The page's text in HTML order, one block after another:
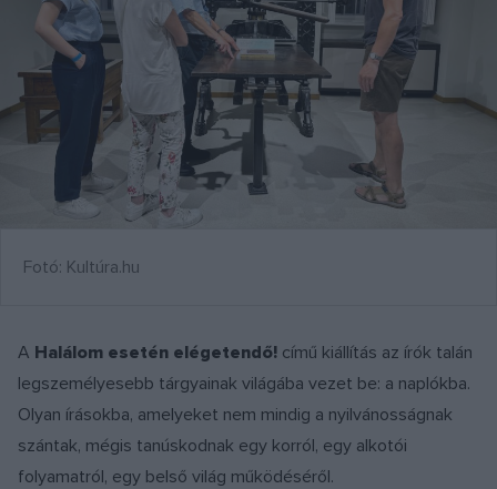
Fotó: Kultúra.hu
A Halálom esetén elégetendő! című kiállítás az írók talán
legszemélyesebb tárgyainak világába vezet be: a naplókba.
Olyan írásokba, amelyeket nem mindig a nyilvánosságnak
szántak, mégis tanúskodnak egy korról, egy alkotói
folyamatról, egy belső világ működéséről.